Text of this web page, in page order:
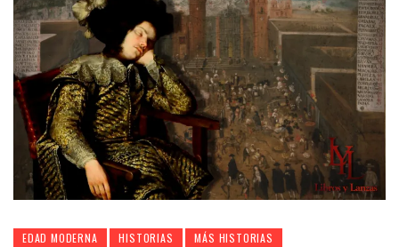
EDAD MODERNA HISTORIAS MÁS HISTORIAS